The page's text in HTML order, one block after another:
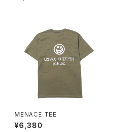
MENACE TEE
¥6,380